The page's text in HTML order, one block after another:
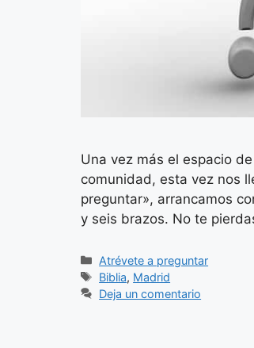
Una vez más el espacio
comunidad, esta vez nos
preguntar», arrancamos
y seis brazos. No te
Categorías
Atrévete a preguntar
Etiquetas
Biblia, Madrid
Deja un comentario